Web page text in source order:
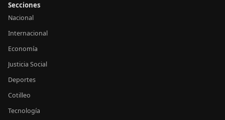
Secciones
Nacional
Internacional
Economía
Justicia Social
Deportes
Cotilleo
Tecnología